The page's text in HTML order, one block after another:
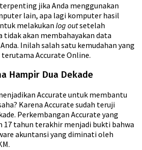
jika Anda menggunakan
lain, apa lagi komputer hasil
melakukan log outsetelah
tidak akan membahayakan data
Inilah salah satu kemudahan yang
Accurate Online.
Hampir Dua Dekade
Accurate untuk membantu
Karena Accurate sudah teruji
Perkembangan Accurate yang
17 tahun terakhir menjadi bukti bahwa
akuntansi yang diminati oleh